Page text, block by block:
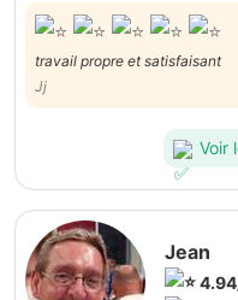
travail propre et satisfaisant
Jj
Voir
Jean